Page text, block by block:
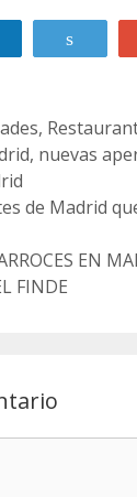
Compartir
,
, nuevas
de Madrid
EN
FINDE